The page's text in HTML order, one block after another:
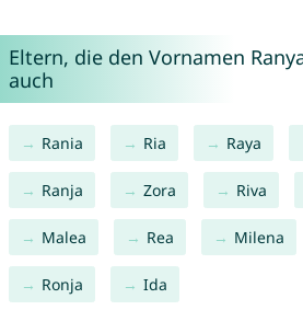
Eltern, die den Vornamen
auch
Rania Ria Raya
Ranja Zora Riva
Malea Rea Milena
Ronja Ida